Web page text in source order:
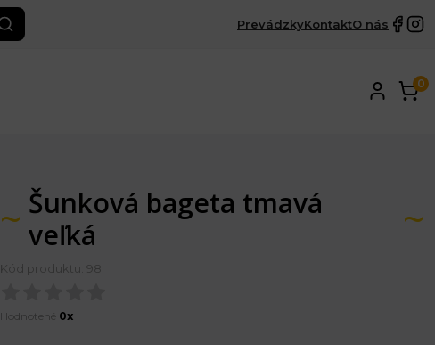
PrevádzkyKontaktO nás
0
Šunková bageta tmavá
veľká
Kód produktu: 98
Hodnotené 0x